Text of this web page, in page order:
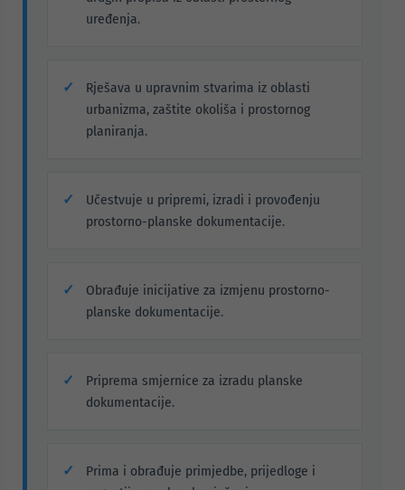
uređenja.
Rješava u upravnim stvarima iz oblasti
urbanizma, zaštite okoliša i prostornog
planiranja.
Učestvuje u pripremi, izradi i provođenju
prostorno-planske dokumentacije.
Obrađuje inicijative za izmjenu prostorno-
planske dokumentacije.
Priprema smjernice za izradu planske
dokumentacije.
Prima i obrađuje primjedbe, prijedloge i